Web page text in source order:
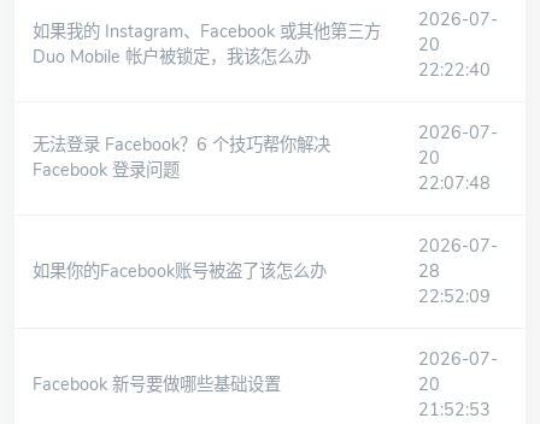
如果我的 Instagram、Facebook 或其他第三方
Duo Mobile 帐户被锁定，我该怎么办
2026-07-
20
22:22:40
无法登录 Facebook？6 个技巧帮你解决
Facebook 登录问题
2026-07-
20
22:07:48
如果你的Facebook账号被盗了该怎么办
2026-07-
28
22:52:09
Facebook 新号要做哪些基础设置
2026-07-
20
21:52:53